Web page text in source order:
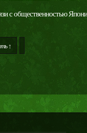
с общественностью
↑